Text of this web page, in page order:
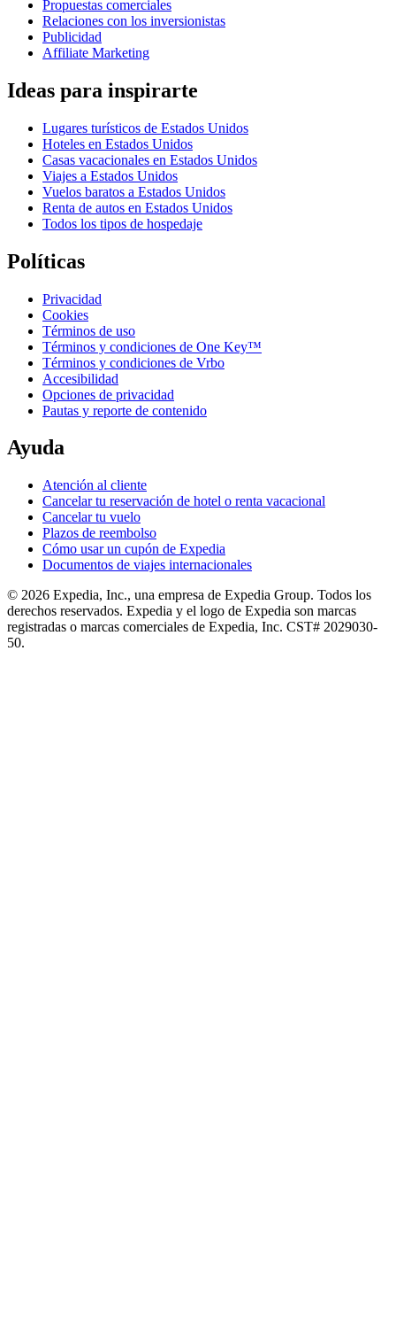
Propuestas comerciales
Relaciones con los inversionistas
Publicidad
Affiliate Marketing
Ideas para inspirarte
Lugares turísticos de Estados Unidos
Hoteles en Estados Unidos
Casas vacacionales en Estados Unidos
Viajes a Estados Unidos
Vuelos baratos a Estados Unidos
Renta de autos en Estados Unidos
Todos los tipos de hospedaje
Políticas
Privacidad
Cookies
Términos de uso
Términos y condiciones de One Key™
Términos y condiciones de Vrbo
Accesibilidad
Opciones de privacidad
Pautas y reporte de contenido
Ayuda
Atención al cliente
Cancelar tu reservación de hotel o renta vacacional
Cancelar tu vuelo
Plazos de reembolso
Cómo usar un cupón de Expedia
Documentos de viajes internacionales
© 2026 Expedia, Inc., una empresa de Expedia Group. Todos los
derechos reservados. Expedia y el logo de Expedia son marcas
registradas o marcas comerciales de Expedia, Inc. CST# 2029030-
50.